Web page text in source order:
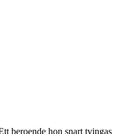
beroende hon snart tvingas